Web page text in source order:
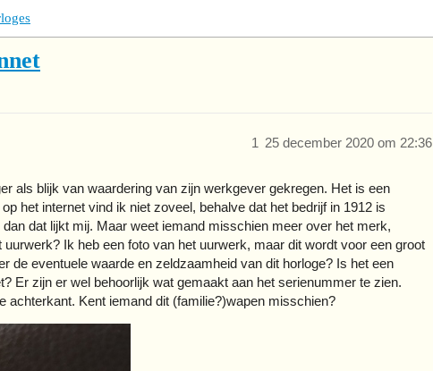
25 december 2020 om 22:36
1
als blijk van waardering van zijn werkgever gekregen. Het is een
het internet vind ik niet zoveel, behalve dat het bedrijf in 1912 is
dat lijkt mij. Maar weet iemand misschien meer over het merk,
Ik heb een foto van het uurwerk, maar dit wordt voor een groot
de eventuele waarde en zeldzaamheid van dit horloge? Is het een
Er zijn er wel behoorlijk wat gemaakt aan het serienummer te zien.
achterkant. Kent iemand dit (familie?)wapen misschien?